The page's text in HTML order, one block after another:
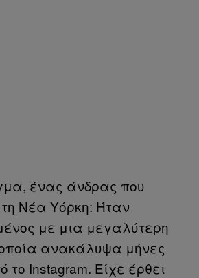
ένας άνδρας που
Νέα Υόρκη: Ήταν
με μια μεγαλύτερη
ανακάλυψα μήνες
Instagram. Είχε έρθει